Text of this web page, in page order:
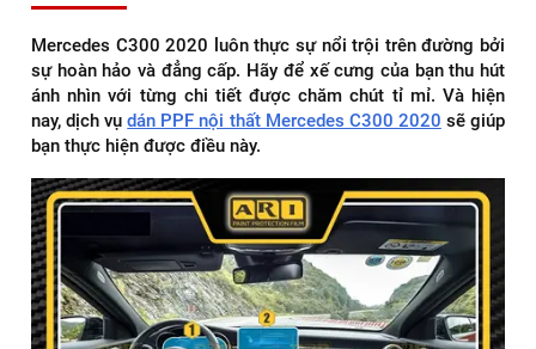
Mercedes C300 2020 luôn thực sự nổi trội trên đường bởi
sự hoàn hảo và đẳng cấp. Hãy để xế cưng của bạn thu hút
ánh nhìn với từng chi tiết được chăm chút tỉ mỉ. Và hiện
nay, dịch vụdán PPF nội thất Mercedes C300 2020 sẽ giúp
bạn thực hiện được điều này.